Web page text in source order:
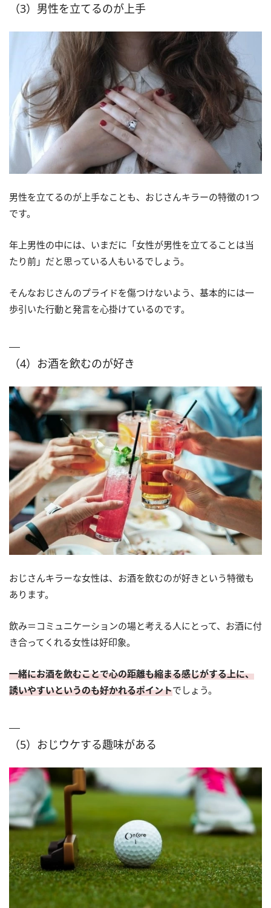
（3）男性を立てるのが上手
男性を立てるのが上手なことも、おじさんキラーの特徴の1つ
です。
年上男性の中には、いまだに「女性が男性を立てることは当
たり前」だと思っている人もいるでしょう。
そんなおじさんのプライドを傷つけないよう、基本的には一
歩引いた行動と発言を心掛けているのです。
（4）お酒を飲むのが好き
おじさんキラーな女性は、お酒を飲むのが好きという特徴も
あります。
飲み＝コミュニケーションの場と考える人にとって、お酒に付
き合ってくれる女性は好印象。
一緒にお酒を飲むことで心の距離も縮まる感じがする上に、
誘いやすいというのも好かれるポイントでしょう。
（5）おじウケする趣味がある